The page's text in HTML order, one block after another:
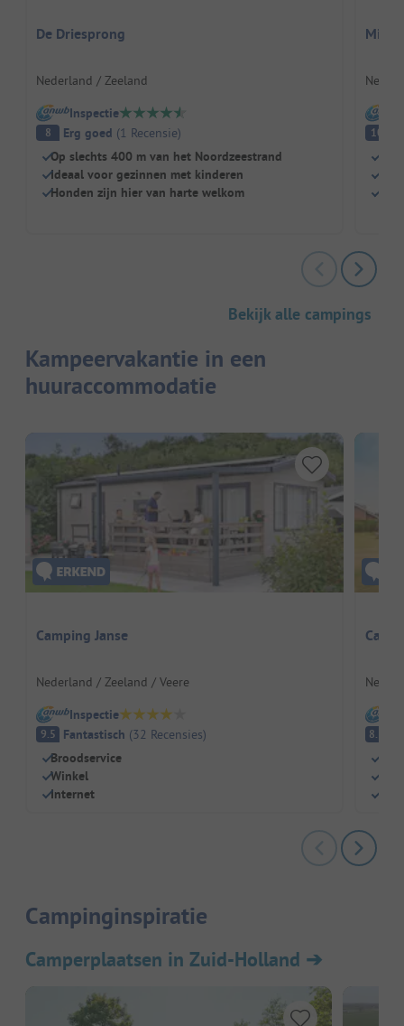
De Driesprong
Nederland / Zeeland
Inspectie
8 Erg goed (1 Recensie)
Op slechts 400 m van het Noordzeestrand
Ideaal voor gezinnen met kinderen
Honden zijn hier van harte welkom
10
Bekijk alle campings
Kampeervakantie in een
huuraccommodatie
Camping Janse
Nederland / Zeeland / Veere
Inspectie
9.5 Fantastisch (32 Recensies)
Broodservice
Winkel
Internet
8.3
Campinginspiratie
Camperplaatsen in Zuid-Holland ➔